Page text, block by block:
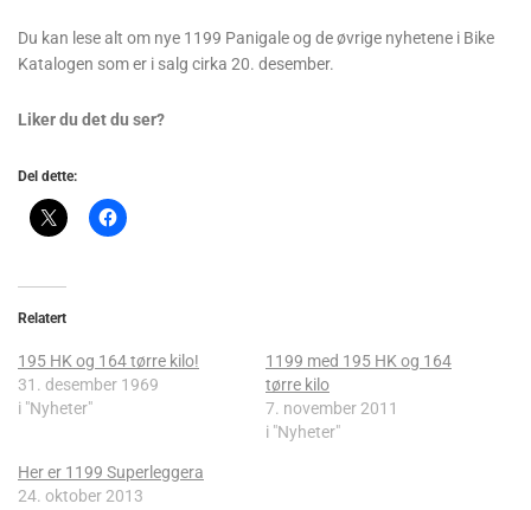
Du kan lese alt om nye 1199 Panigale og de øvrige nyhetene i Bike
Katalogen som er i salg cirka 20. desember.
Liker du det du ser?
Del dette:
Relatert
195 HK og 164 tørre kilo!
31. desember 1969
i "Nyheter"
1199 med 195 HK og 164
tørre kilo
7. november 2011
i "Nyheter"
Her er 1199 Superleggera
24. oktober 2013